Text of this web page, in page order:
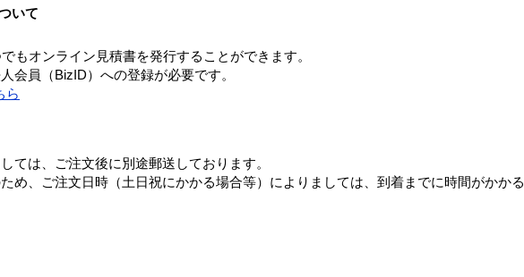
いて
もオンライン見積書を発行することができます。
会員（BizID）への登録が必要です。
ら
ては、ご注文後に別途郵送しております。
め、ご注文日時（土日祝にかかる場合等）によりましては、到着までに時間がかかる